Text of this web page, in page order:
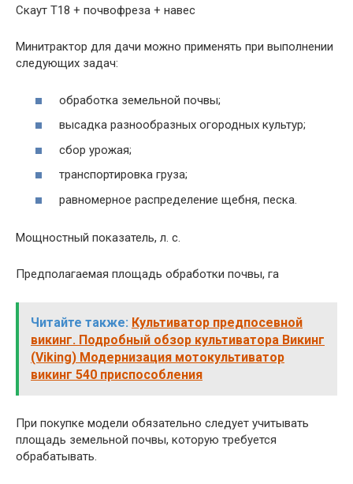
Скаут Т18 + почвофреза + навес
Минитрактор для дачи можно применять при выполнении
следующих задач:
обработка земельной почвы;
высадка разнообразных огородных культур;
сбор урожая;
транспортировка груза;
равномерное распределение щебня, песка.
Мощностный показатель, л. с.
Предполагаемая площадь обработки почвы, га
Читайте также: Культиватор предпосевной
викинг. Подробный обзор культиватора Викинг
(Viking) Модернизация мотокультиватор
викинг 540 приспособления
При покупке модели обязательно следует учитывать
площадь земельной почвы, которую требуется
обрабатывать.